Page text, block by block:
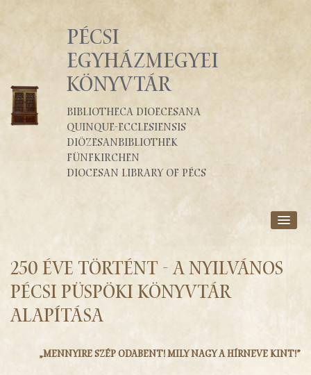
PÉCSI
EGYHÁZMEGYEI
KÖNYVTÁR
Bibliotheca Dioecesana
Quinque-Ecclesiensis
Diözesanbibliothek
Fünfkirchen
Diocesan Library of Pécs
KATALÓGUSOK
BLOG
250 éve történt - A nyilvános
pécsi püspöki könyvtár
alapítása
„MENNYIRE SZÉP ODABENT! MILY NAGY A HÍRNEVE KINT!”